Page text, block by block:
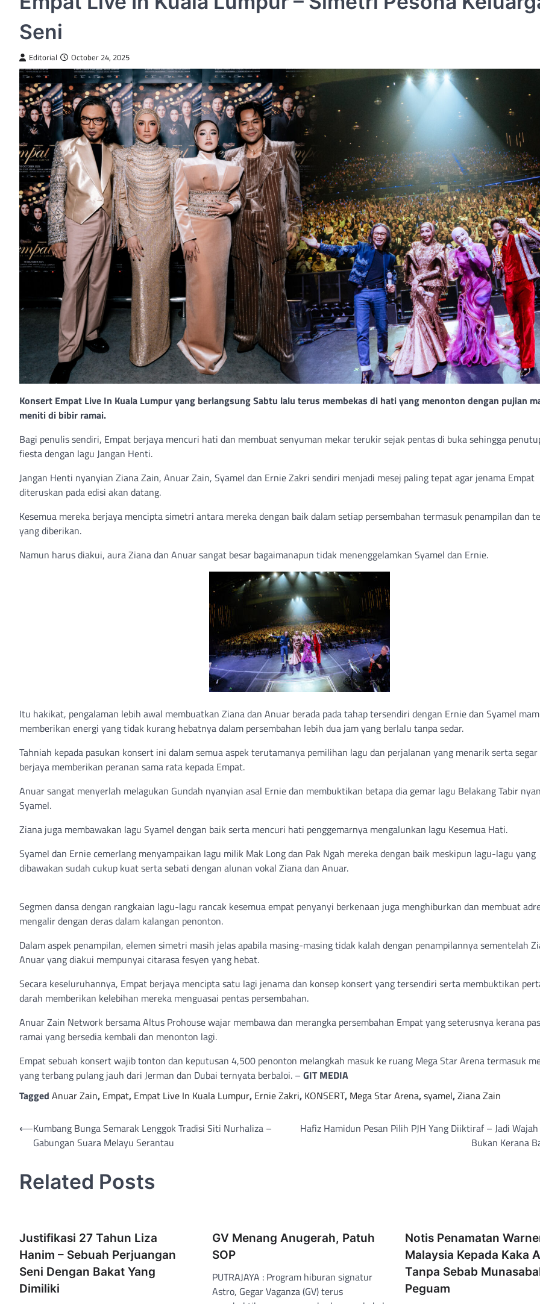
Seni
Editorial October 24, 2025
Konsert Empat Live In Kuala Lumpur yang berlangsung Sabtu lalu terus membekas di hati yang menonton dengan pujian
meniti di bibir ramai.
Bagi penulis sendiri, Empat berjaya mencuri hati dan membuat senyuman mekar terukir sejak pentas di buka sehingga
fiesta dengan lagu Jangan Henti.
Jangan Henti nyanyian Ziana Zain, Anuar Zain, Syamel dan Ernie Zakri sendiri menjadi mesej paling tepat agar jenama Empat
diteruskan pada edisi akan datang.
Kesemua mereka berjaya mencipta simetri antara mereka dengan baik dalam setiap persembahan termasuk penampilan dan
yang diberikan.
Namun harus diakui, aura Ziana dan Anuar sangat besar bagaimanapun tidak menenggelamkan Syamel dan Ernie.
Itu hakikat, pengalaman lebih awal membuatkan Ziana dan Anuar berada pada tahap tersendiri dengan Ernie dan Syamel
memberikan energi yang tidak kurang hebatnya dalam persembahan lebih dua jam yang berlalu tanpa sedar.
Tahniah kepada pasukan konsert ini dalam semua aspek terutamanya pemilihan lagu dan perjalanan yang menarik serta segar
berjaya memberikan peranan sama rata kepada Empat.
Anuar sangat menyerlah melagukan Gundah nyanyian asal Ernie dan membuktikan betapa dia gemar lagu Belakang Tabir
Syamel.
Ziana juga membawakan lagu Syamel dengan baik serta mencuri hati penggemarnya mengalunkan lagu Kesemua Hati.
Syamel dan Ernie cemerlang menyampaikan lagu milik Mak Long dan Pak Ngah mereka dengan baik meskipun lagu-lagu yang
dibawakan sudah cukup kuat serta sebati dengan alunan vokal Ziana dan Anuar.
Segmen dansa dengan rangkaian lagu-lagu rancak kesemua empat penyanyi berkenaan juga menghiburkan dan membuat
mengalir dengan deras dalam kalangan penonton.
Dalam aspek penampilan, elemen simetri masih jelas apabila masing-masing tidak kalah dengan penampilannya sementelah
Anuar yang diakui mempunyai citarasa fesyen yang hebat.
Secara keseluruhannya, Empat berjaya mencipta satu lagi jenama dan konsep konsert yang tersendiri serta membuktikan
darah memberikan kelebihan mereka menguasai pentas persembahan.
Anuar Zain Network bersama Altus Prohouse wajar membawa dan merangka persembahan Empat yang seterusnya kerana
ramai yang bersedia kembali dan menonton lagi.
Empat sebuah konsert wajib tonton dan keputusan 4,500 penonton melangkah masuk ke ruang Mega Star Arena termasuk
yang terbang pulang jauh dari Jerman dan Dubai ternyata berbaloi. – GIT MEDIA
Tagged Anuar Zain, Empat, Empat Live In Kuala Lumpur, Ernie Zakri, KONSERT, Mega Star Arena,syamel,Ziana Zain
Post
navigation
⟵Kumbang Bunga Semarak Lenggok Tradisi Siti Nurhaliza –
Gabungan Suara Melayu Serantau
Hafiz Hamidun Pesan Pilih PJH Yang Diiktiraf – Jadi
Bukan Kerana
Related Posts
Justifikasi 27 Tahun Liza
Hanim – Sebuah Perjuangan
Seni Dengan Bakat Yang
Dimiliki
GV Menang Anugerah, Patuh
SOP
PUTRAJAYA : Program hiburan signatur
Astro, Gegar Vaganza (GV) terus
Notis Penamatan
Malaysia Kepada Kaka
Tanpa Sebab
Peguam